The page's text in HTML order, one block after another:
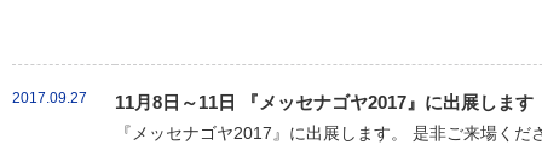
2017.09.27 11月8日～11日 『メッセナゴヤ2017』に出展します
『メッセナゴヤ2017』に出展します。 是非ご来場